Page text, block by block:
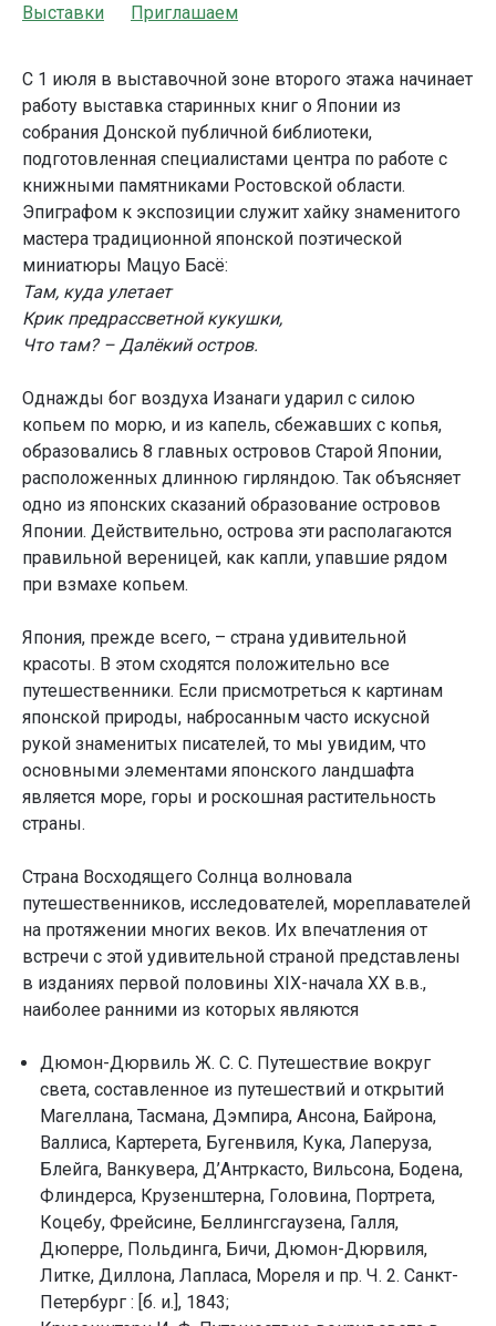
Выставки Приглашаем
С 1 июля в выставочной зоне второго этажа начинает
работу выставка старинных книг о Японии из
собрания Донской публичной библиотеки,
подготовленная специалистами центра по работе с
книжными памятниками Ростовской области.
Эпиграфом к экспозиции служит хайку знаменитого
мастера традиционной японской поэтической
миниатюры Мацуо Басё:
Там, куда улетает
Крик предрассветной кукушки,
Что там? – Далёкий остров.
Однажды бог воздуха Изанаги ударил с силою
копьем по морю, и из капель, сбежавших с копья,
образовались 8 главных островов Старой Японии,
расположенных длинною гирляндою. Так объясняет
одно из японских сказаний образование островов
Японии. Действительно, острова эти располагаются
правильной вереницей, как капли, упавшие рядом
при взмахе копьем.
Япония, прежде всего, – страна удивительной
красоты. В этом сходятся положительно все
путешественники. Если присмотреться к картинам
японской природы, набросанным часто искусной
рукой знаменитых писателей, то мы увидим, что
основными элементами японского ландшафта
является море, горы и роскошная растительность
страны.
Страна Восходящего Солнца волновала
путешественников, исследователей, мореплавателей
на протяжении многих веков. Их впечатления от
встречи с этой удивительной страной представлены
в изданиях первой половины XIX-начала ХХ в.в.,
наиболее ранними из которых являются
Дюмон-Дюрвиль Ж. С. С. Путешествие вокруг
света, составленное из путешествий и открытий
Магеллана, Тасмана, Дэмпира, Ансона, Байрона,
Валлиса, Картерета, Бугенвиля, Кука, Лаперуза,
Блейга, Ванкувера, Д’Антркасто, Вильсона, Бодена,
Флиндерса, Крузенштерна, Головина, Портрета,
Коцебу, Фрейсине, Беллингсгаузена, Галля,
Дюперре, Польдинга, Бичи, Дюмон-Дюрвиля,
Литке, Диллона, Лапласа, Мореля и пр. Ч. 2. Санкт-
Петербург : [б. и.], 1843;